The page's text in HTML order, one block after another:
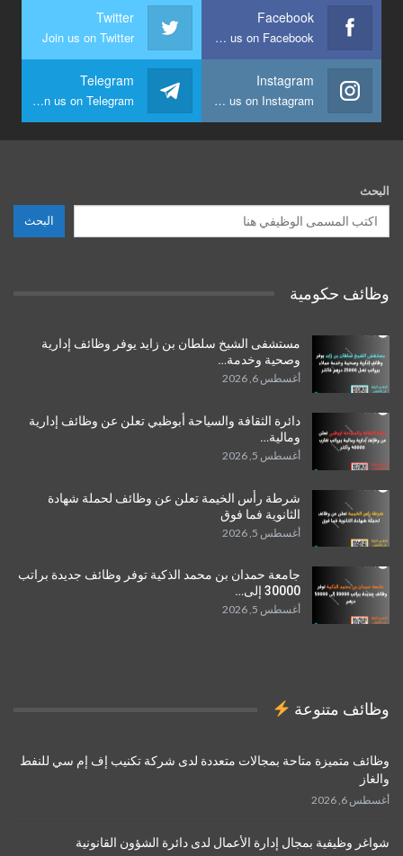
Facebook
Join us on Facebook
Twitter
Join us on Twitter
Instagram
Join us on Instagram
Telegram
Join us on Telegram
البحث
البحث
وظائف حكومية
مستشفى الشيخ سلطان بن زايد يوفر وظائف إدارية
وصحية وخدمة…
أغسطس 6, 2026
دائرة الثقافة والسياحة أبوظبي تعلن عن وظائف إدارية
ومالية…
أغسطس 5, 2026
شرطة رأس الخيمة تعلن عن وظائف لحملة شهادة
الثانوية فما فوق
أغسطس 5, 2026
جامعة حمدان بن محمد الذكية توفر وظائف جديدة براتب
30000 إلى…
أغسطس 5, 2026
وظائف متنوعة
وظائف متميزة متاحة بمجالات متعددة لدى شركة تكنيب إف إم سي للنفط
والغاز
أغسطس 6, 2026
شواغر وظيفية بمجال إدارة الأعمال لدى دائرة الشؤون القانونية